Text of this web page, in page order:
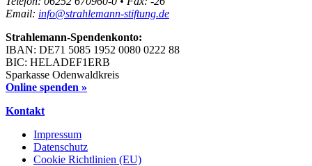
Email: info@strahlemann-stiftung.de
Strahlemann-Spendenkonto:
IBAN: DE71 5085 1952 0080 0222 88
BIC: HELADEF1ERB
Sparkasse Odenwaldkreis
Online spenden »
Kontakt
Impressum
Datenschutz
Cookie Richtlinien (EU)